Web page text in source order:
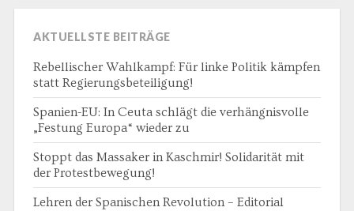
AKTUELLSTE BEITRÄGE
Rebellischer Wahlkampf: Für linke Politik kämpfen
statt Regierungsbeteiligung!
Spanien-EU: In Ceuta schlägt die verhängnisvolle
„Festung Europa“ wieder zu
Stoppt das Massaker in Kaschmir! Solidarität mit
der Protestbewegung!
Lehren der Spanischen Revolution – Editorial